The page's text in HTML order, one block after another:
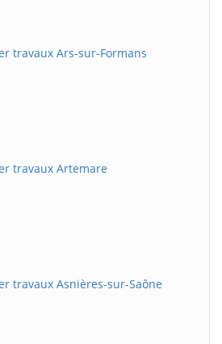
travaux Ars-sur-Formans
travaux Artemare
travaux Asnières-sur-Saône